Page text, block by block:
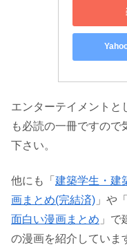
エンターテイメントと
も必読の一冊ですので
下さい。
他にも「 建築学生・建
画まとめ(完結済) 」や「
面白い漫画まとめ 」
の漫画を紹介していま